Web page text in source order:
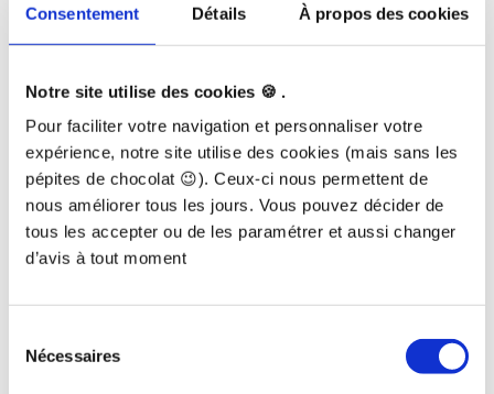
Consentement Détails À propos des cookies
Notre site utilise des cookies 🍪 .
Pour faciliter votre navigation et personnaliser votre
expérience, notre site utilise des cookies (mais sans les
pépites de chocolat 😉). Ceux-ci nous permettent de
nous améliorer tous les jours. Vous pouvez décider de
tous les accepter ou de les paramétrer et aussi changer
d’avis à tout moment
Nécessaires
informations pour débuter votre formation.
Bienvenue dans la communauté joyeuse Terra School ☀️
🎁 Vous avez offert cette formation comme cadeau ?
Quelle bonne idée !
Envoyer nous le prénom, nom & email de la personne qui
reçoit le cadeau
à contact@terraschool.fr. Nous lui enverrons les accès à la
formation.